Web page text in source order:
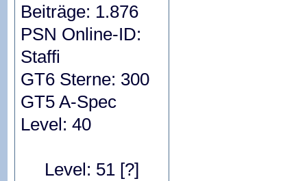
Beiträge: 1.876
PSN Online-ID:
Staffi
GT6 Sterne: 300
GT5 A-Spec
Level: 40
Level: 51 [?]